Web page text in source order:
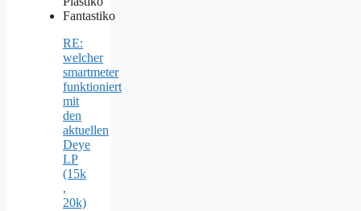
RE:
welcher
smartmeter
funktioniert
mit
den
aktuellen
Deye
LP
(15k
,
20k)